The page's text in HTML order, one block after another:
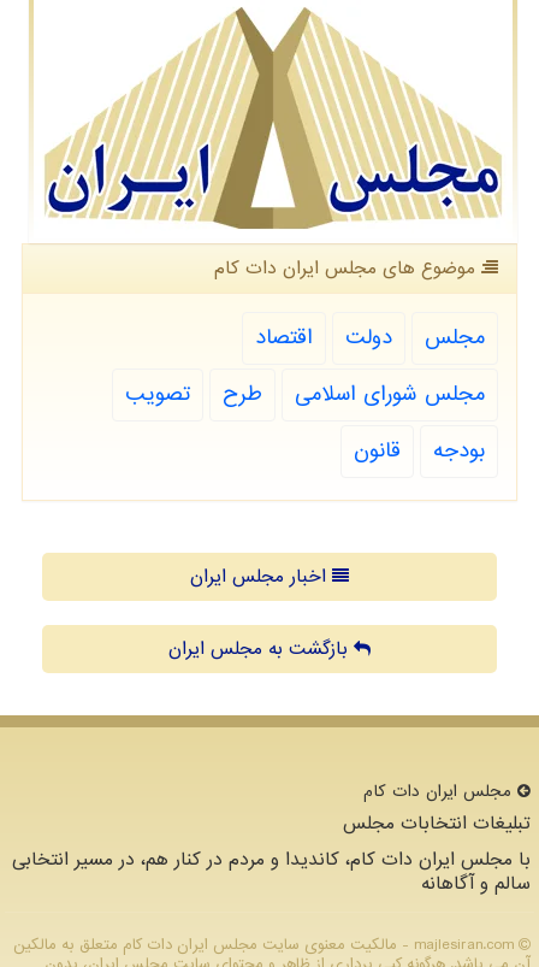
موضوع های مجلس ایران دات كام
مجلس دولت
اقتصاد
مجلس شورای اسلامی
طرح
تصویب
بودجه
قانون
اخبار مجلس ایران
بازگشت به مجلس ایران
مجلس ایران دات كام
تبلیغات انتخابات مجلس
با مجلس ایران دات کام، کاندیدا و مردم در کنار هم، در مسیر انتخابی
سالم و آگاهانه
majlesiran.com - مالکیت معنوی سایت مجلس ایران دات كام متعلق به مالکین